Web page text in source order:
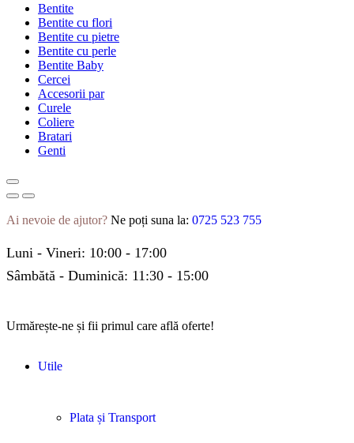
Bentite
Bentite cu flori
Bentite cu pietre
Bentite cu perle
Bentite Baby
Cercei
Accesorii par
Curele
Coliere
Bratari
Genti
Ai nevoie de ajutor? Ne poți suna la: 0725 523 755
Luni - Vineri: 10:00 - 17:00
Sâmbătă - Duminică: 11:30 - 15:00
Urmărește-ne și fii primul care află oferte!
Utile
Plata și Transport